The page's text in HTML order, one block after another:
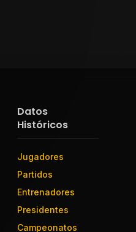
Datos
Históricos
Jugadores
Partidos
Entrenadores
Presidentes
Campeonatos